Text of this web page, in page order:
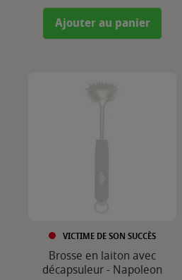
Ajouter au panier
VICTIME DE SON SUCCÈS
Brosse en laiton avec
décapsuleur - Napoleon